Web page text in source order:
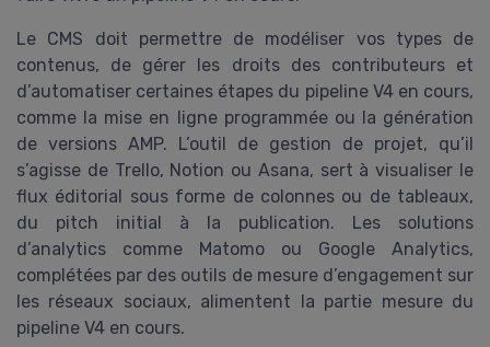
Le CMS doit permettre de modéliser vos types de
contenus, de gérer les droits des contributeurs et
d’automatiser certaines étapes du pipeline V4 en cours,
comme la mise en ligne programmée ou la génération
de versions AMP. L’outil de gestion de projet, qu’il
s’agisse de Trello, Notion ou Asana, sert à visualiser le
flux éditorial sous forme de colonnes ou de tableaux,
du pitch initial à la publication. Les solutions
d’analytics comme Matomo ou Google Analytics,
complétées par des outils de mesure d’engagement sur
les réseaux sociaux, alimentent la partie mesure du
pipeline V4 en cours.